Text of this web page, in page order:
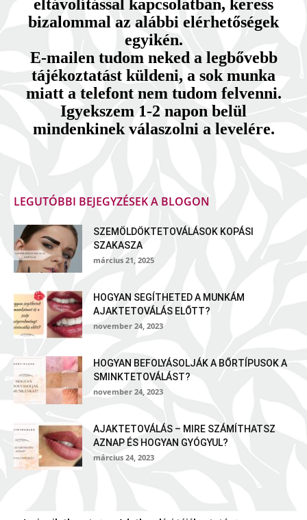
eltávolítással kapcsolatban, keress
bizalommal az alábbi elérhetőségek
egyikén.
E-mailen tudom neked a legbővebb
tájékoztatást küldeni, a sok munka
miatt a telefont nem tudom felvenni.
Igyekszem 1-2 napon belül
mindenkinek válaszolni a levelére.
LEGUTÓBBI BEJEGYZÉSEK A BLOGON
SZEMÖLDÖKTETOVÁLÁSOK KOPÁSI
SZAKASZA
március 21, 2025
HOGYAN SEGÍTHETED A MUNKÁM
AJAKTETOVÁLÁS ELŐTT?
november 24, 2023
HOGYAN BEFOLYÁSOLJÁK A BŐRTÍPUSOK A
SMINKTETOVÁLÁST?
november 24, 2023
AJAKTETOVÁLÁS – MIRE SZÁMÍTHATSZ
AZNAP ÉS HOGYAN GYÓGYUL?
március 24, 2023